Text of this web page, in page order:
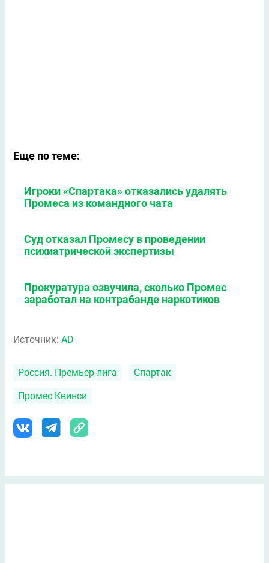
Еще по теме:
Игроки «Спартака» отказались удалять
Промеса из командного чата
Суд отказал Промесу в проведении
психиатрической экспертизы
Прокуратура озвучила, сколько Промес
заработал на контрабанде наркотиков
Источник: AD
Россия. Премьер-лига Спартак
Промес Квинси